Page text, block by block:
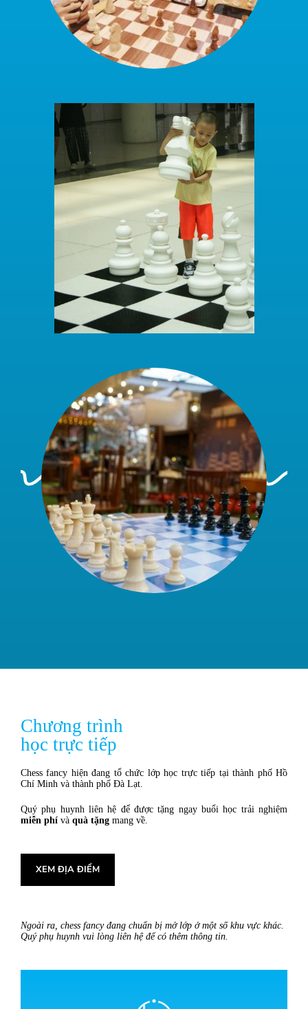
Chương trình
học trực tiếp
Chess fancy hiện đang tổ chức lớp học trực tiếp tại thành phố Hồ
Chí Minh và thành phố Đà Lạt.
Quý phụ huynh liên hệ để được tặng ngay buổi học trải nghiệm
miễn phí và quà tặng mang về.
XEM ĐỊA ĐIỂM
Ngoài ra, chess fancy đang chuẩn bị mở lớp ở một số khu vực khác.
Quý phụ huynh vui lòng liên hệ để có thêm thông tin.